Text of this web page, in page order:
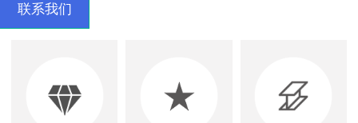
联系我们